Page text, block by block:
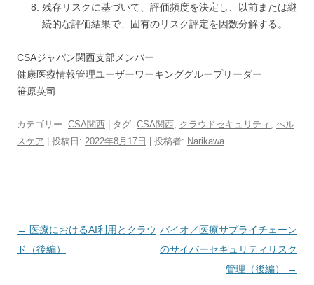
残存リスクに基づいて、評価頻度を決定し、以前または継
続的な評価結果で、固有のリスク評定を因数分解する。
CSAジャパン関西支部メンバー
健康医療情報管理ユーザーワーキンググループリーダー
笹原英司
カテゴリー: CSA関西 | タグ: CSA関西 クラウドセキュリティ
ヘル
スケア | 投稿日: 2022年8月17日 | 投稿者: Narikawa
投稿ナビゲーション
← 医療におけるAI利用とクラウ
ド（後編）
バイオ／医療サプライチェーン
のサイバーセキュリティリスク
管理（後編）
→